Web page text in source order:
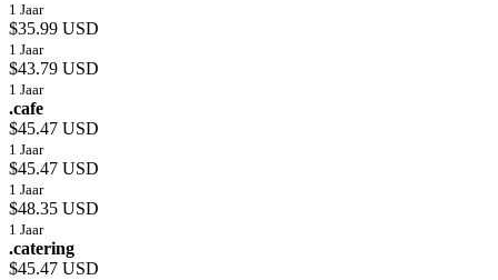
1 Jaar
$35.99 USD
1 Jaar
$43.79 USD
1 Jaar
.cafe
$45.47 USD
1 Jaar
$45.47 USD
1 Jaar
$48.35 USD
1 Jaar
.catering
$45.47 USD